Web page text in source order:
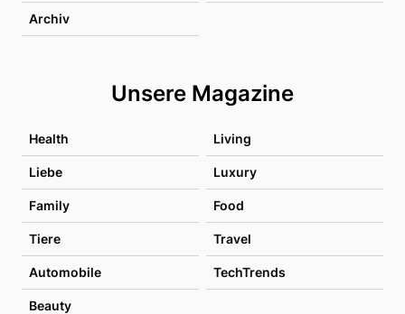
Archiv
Unsere Magazine
Health Living
Liebe Luxury
Family Food
Tiere Travel
Automobile TechTrends
Beauty